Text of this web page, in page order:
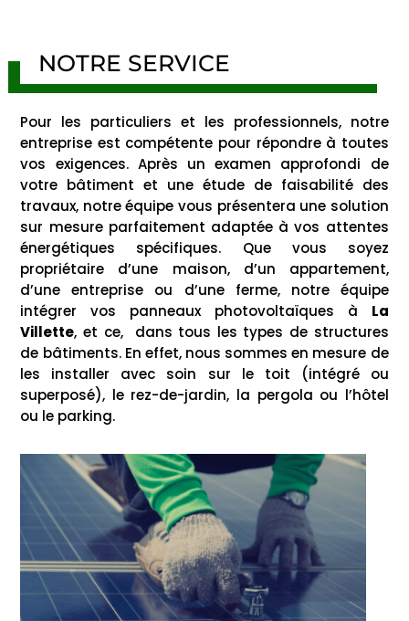
NOTRE SERVICE
Pour les particuliers et les professionnels, notre
entreprise est compétente pour répondre à toutes
vos exigences. Après un examen approfondi de
votre bâtiment et une étude de faisabilité des
travaux, notre équipe vous présentera une solution
sur mesure parfaitement adaptée à vos attentes
énergétiques spécifiques. Que vous soyez
propriétaire d’une maison, d’un appartement,
d’une entreprise ou d’une ferme, notre équipe
intégrer vos panneaux photovoltaïques à La
Villette, et ce, dans tous les types de structures
de bâtiments. En effet, nous sommes en mesure de
les installer avec soin sur le toit (intégré ou
superposé), le rez-de-jardin, la pergola ou l’hôtel
ou le parking.